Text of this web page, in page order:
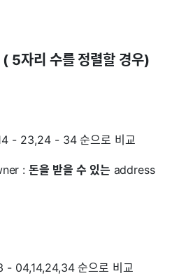
5자리 수를 정렬할 경우)
- 23,24 - 34 순으로 비교
:돈을 받을 수 있는 address
04,14,24,34 순으로 비교